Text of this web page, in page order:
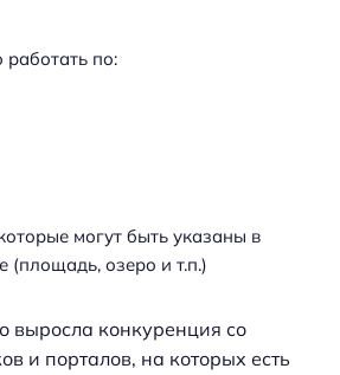
по:
могут быть указаны в
(площадь, озеро и т.п.)
выросла конкуренция со
и порталов, на которых есть